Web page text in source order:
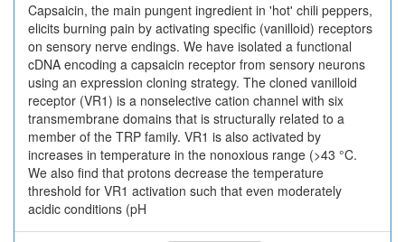
Capsaicin, the main pungent ingredient in 'hot' chili peppers,
elicits burning pain by activating specific (vanilloid) receptors
on sensory nerve endings. We have isolated a functional
cDNA encoding a capsaicin receptor from sensory neurons
using an expression cloning strategy. The cloned vanilloid
receptor (VR1) is a nonselective cation channel with six
transmembrane domains that is structurally related to a
member of the TRP family. VR1 is also activated by
increases in temperature in the nonoxious range (>43 °C.
We also find that protons decrease the temperature
threshold for VR1 activation such that even moderately
acidic conditions (pH